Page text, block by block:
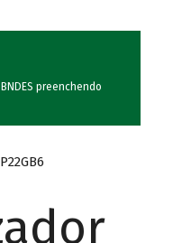
preenchendo